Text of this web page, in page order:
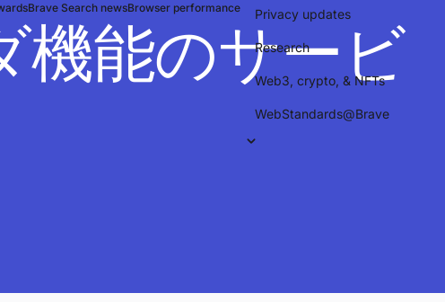
Brave Search newsBrowser performance Privacy updates
Research
Web3, crypto, & NFTs
WebStandards@Brave
機能のサービ